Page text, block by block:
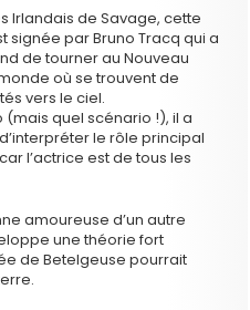
Irlandais de Savage, cette
par Bruno Tracq qui a
de tourner au Nouveau
où se trouvent de
vers le ciel.
(mais quel scénario !), il a
le rôle principal
l’actrice est de tous les
amoureuse d’un autre
une théorie fort
de Betelgeuse pourrait